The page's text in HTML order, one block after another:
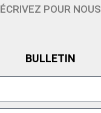
ÉCRIVEZ POUR NOUS
BULLETIN